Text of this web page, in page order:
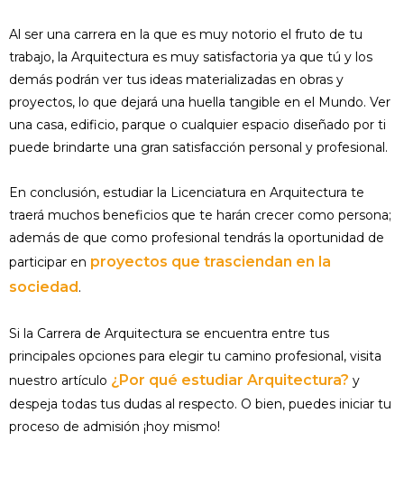
Al ser una carrera en la que es muy notorio el fruto de tu
trabajo, la Arquitectura es muy satisfactoria ya que tú y los
demás podrán ver tus ideas materializadas en obras y
proyectos, lo que dejará una huella tangible en el Mundo. Ver
una casa, edificio, parque o cualquier espacio diseñado por ti
puede brindarte una gran satisfacción personal y profesional.
En conclusión, estudiar la Licenciatura en Arquitectura te
traerá muchos beneficios que te harán crecer como persona;
además de que como profesional tendrás la oportunidad de
participar en proyectos que trasciendan en la
sociedad.
Si la Carrera de Arquitectura se encuentra entre tus
principales opciones para elegir tu camino profesional, visita
nuestro artículo ¿Por qué estudiar Arquitectura? y
despeja todas tus dudas al respecto. O bien, puedes iniciar tu
proceso de admisión ¡hoy mismo!